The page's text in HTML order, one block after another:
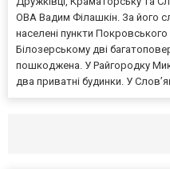
ОВА Вадим Філашкін. За його
населені пункти
Білозерському дві
пошкоджена. У Райгородку
два приватні будинки. У